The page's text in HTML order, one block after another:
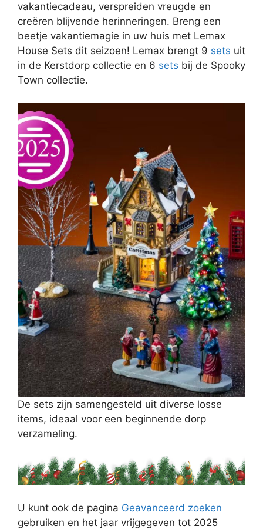
vakantiecadeau, verspreiden vreugde en
creëren blijvende herinneringen. Breng een
beetje vakantiemagie in uw huis met Lemax
House Sets dit seizoen! Lemax brengt 9 sets uit
in de Kerstdorp collectie en 6 sets bij de Spooky
Town collectie.
De sets zijn samengesteld uit diverse losse
items, ideaal voor een beginnende dorp
verzameling.
U kunt ook de pagina Geavanceerd zoeken
gebruiken en het jaar vrijgegeven tot 2025